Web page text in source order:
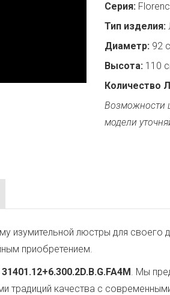
Серия:
Тип изделия:
Диаметр: 92
Высота: 110
Количество
Возможности
модели
изумительной люстры для своего
приобретением.
31401.12+6.300.2D.B.G.FA4M. Мы
традиций качества с